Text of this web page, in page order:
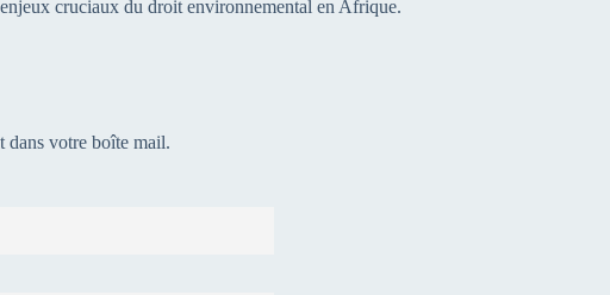
cruciaux du droit environnemental en Afrique.
dans votre boîte mail.